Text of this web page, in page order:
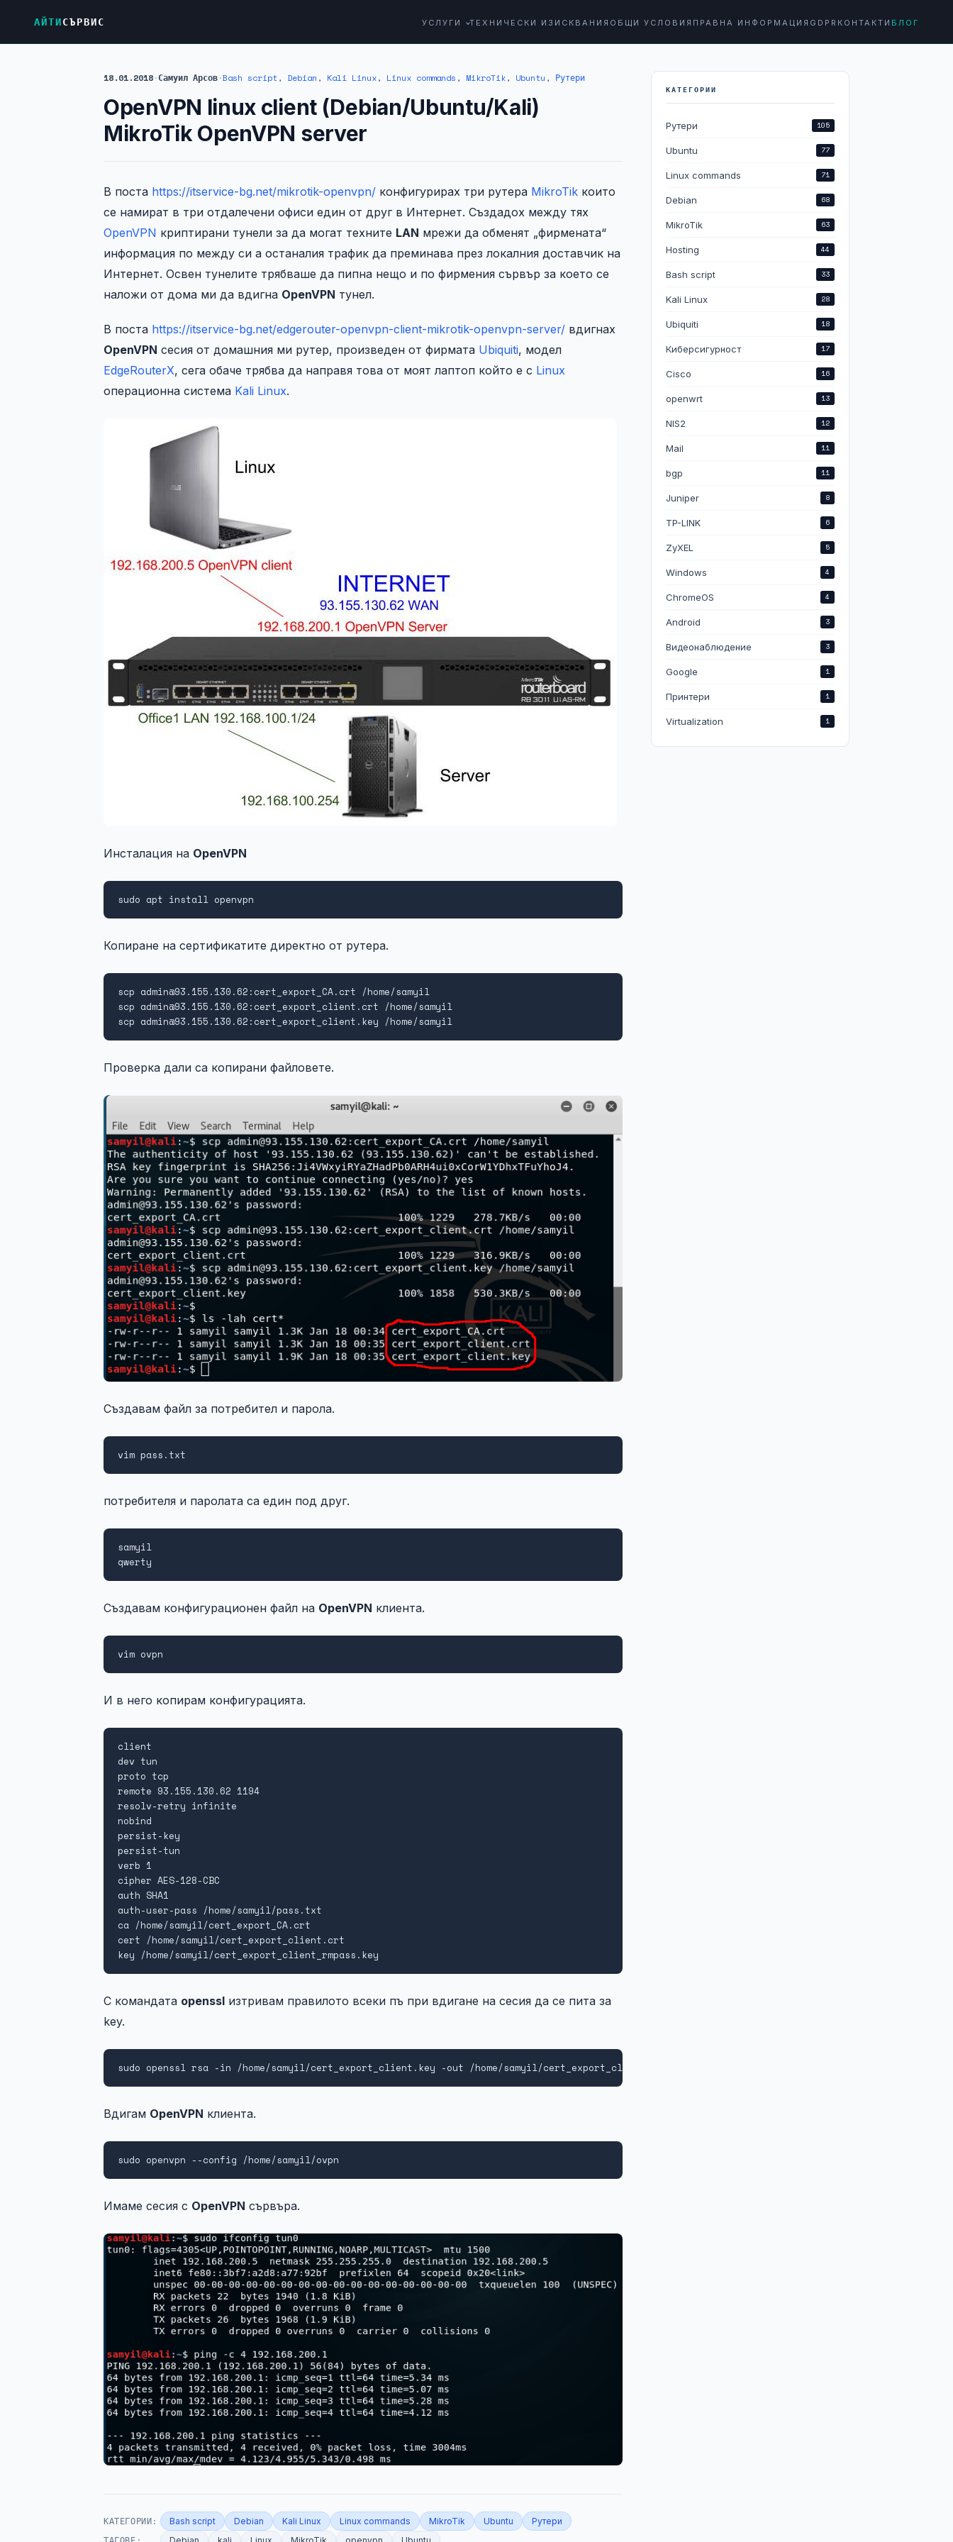
АЙТИСЪРВИС УСЛУГИ ТЕХНИЧЕСКИ ИЗИСКВАНИЯ ОБЩИ УСЛОВИЯ ПРАВНА ИНФОРМАЦИЯ GDPR КОНТАКТИ БЛОГ
18.01.2018·Самуил Арсов·Bash script, Debian , Kali Linux, Linux commands , MikroTik, Ubuntu , Рутери
OpenVPN linux client (Debian/Ubuntu/Kali)
MikroTik OpenVPN server
В поста https://itservice-bg.net/mikrotik-openvpn/ конфигурирах три рутера MikroTik които
се намират в три отдалечени офиси един от друг в Интернет. Създадох между тях
OpenVPN криптирани тунели за да могат техните LAN мрежи да обменят „фирмената“
информация по между си а останалия трафик да преминава през локалния доставчик на
Интернет. Освен тунелите трябваше да пипна нещо и по фирмения сървър за което се
наложи от дома ми да вдигна OpenVPN тунел.
В поста https://itservice-bg.net/edgerouter-openvpn-client-mikrotik-openvpn-server/ вдигнах
OpenVPN сесия от домашния ми рутер, произведен от фирмата Ubiquiti, модел
EdgeRouterX, сега обаче трябва да направя това от моят лаптоп който е с Linux
операционна система Kali Linux.
Инсталация на OpenVPN
sudo apt install openvpn
Копиране на сертификатите директно от рутера.
scp admin@93.155.130.62:cert_export_CA.crt /home/samyil
scp admin@93.155.130.62:cert_export_client.crt /home/samyil
scp admin@93.155.130.62:cert_export_client.key /home/samyil
Проверка дали са копирани файловете.
Създавам файл за потребител и парола.
vim pass.txt
потребителя и паролата са един под друг.
samyil
qwerty
Създавам конфигурационен файл на OpenVPN клиента.
vim ovpn
И в него копирам конфигурацията.
client
dev tun
proto tcp
remote 93.155.130.62 1194
resolv-retry infinite
nobind
persist-key
persist-tun
verb 1
cipher AES-128-CBC
auth SHA1
auth-user-pass /home/samyil/pass.txt
ca /home/samyil/cert_export_CA.crt
cert /home/samyil/cert_export_client.crt
key /home/samyil/cert_export_client_rmpass.key
С командата openssl изтривам правилото всеки пъ при вдигане на сесия да се пита за
key.
sudo openssl rsa -in /home/samyil/cert_export_client.key -out /home/samyil/cert_export_client_rmpass.key
Вдигам OpenVPN клиента.
sudo openvpn --config /home/samyil/ovpn
Имаме сесия с OpenVPN сървъра.
КАТЕГОРИИ: Bash script Debian Kali Linux Linux commands MikroTik Ubuntu Рутери
КАТЕГОРИИ
Рутери 105
Ubuntu 77
Linux commands 71
Debian 68
MikroTik 63
Hosting 44
Bash script 33
Kali Linux 28
Ubiquiti 18
Киберсигурност 17
Cisco 16
openwrt 13
NIS2 12
Mail 11
bgp 11
Juniper 8
TP-LINK 6
ZyXEL 5
Windows 4
ChromeOS 4
Android 3
Видеонаблюдение 3
Google 1
Принтери 1
Virtualization 1